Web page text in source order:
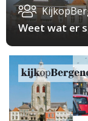
Weet wat er